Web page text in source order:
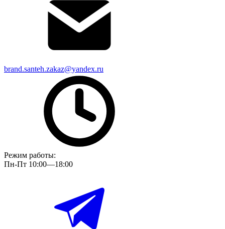
brand.santeh.zakaz@yandex.ru
Режим работы:
Пн-Пт 10:00—18:00